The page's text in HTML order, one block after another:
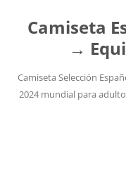
Camiseta
→
Camiseta Selección
2024 mundial para